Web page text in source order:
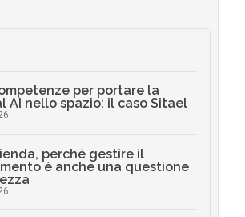
per portare la
AI nello spazio: il caso Sitael
perché gestire il
è anche una questione